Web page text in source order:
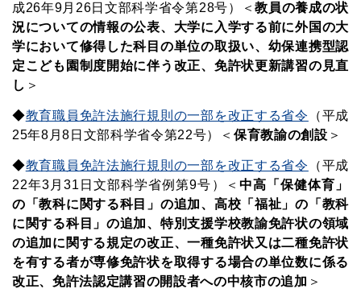
成26年9月26日文部科学省令第28号）
＜教員の養成の状
況についての情報の公表、大学に入学する前に外国の大
学において修得した科目の単位の取扱い、幼保連携型認
定こども園制度開始に伴う改正、免許状更新講習の見直
し ＞
◆教育職員免許法施行規則の一部を改正する省令
（平成
25年8月8日文部科学省令第22号）＜ 保育教諭の創設 ＞
◆教育職員免許法施行規則の一部を改正する省令
（平成
22年3月31日文部科学省例第9号）＜ 中高「保健体育」
の「教科に関する科目」の追加、高校「福祉」の「教科
に関する科目」の追加、特別支援学校教諭免許状の領域
の追加に関する規定の改正、一種免許状又は二種免許状
を有する者が専修免許状を取得する場合の単位数に係る
改正、免許法認定講習の開設者への中核市の追加 ＞